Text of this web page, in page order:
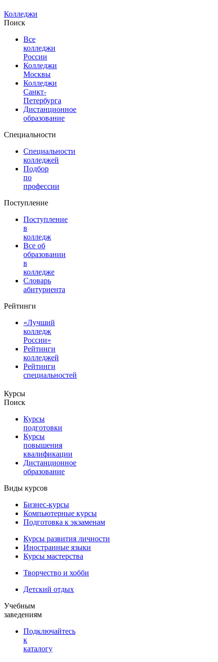
Колледжи
Поиск
Все
колледжи
России
Колледжи
Москвы
Колледжи
Санкт-
Петербурга
Дистанционное
образование
Специальности
Специальности
колледжей
Подбор
по
профессии
Поступление
Поступление
в
колледж
Все об
образовании
в
колледже
Словарь
абитуриента
Рейтинги
«Лучший
колледж
России»
Рейтинги
колледжей
Рейтинги
специальностей
Курсы
Поиск
Курсы
подготовки
Курсы
повышения
квалификации
Дистанционное
образование
Виды курсов
Бизнес-курсы
Компьютерные курсы
Подготовка к экзаменам
Курсы развития личности
Иностранные языки
Курсы мастерства
Творчество и хобби
Детский отдых
Учебным
заведениям
Подключайтесь
к
каталогу